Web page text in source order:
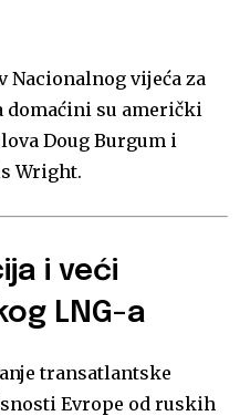
Nacionalnog vijeća za
domaćini su američki
Doug Burgum i
Wright.
i veći
LNG-a
transatlantske
Evrope od ruskih